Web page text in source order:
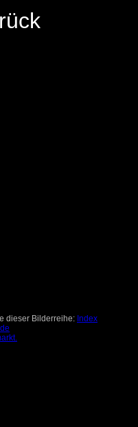
dieser Bilderreihe: Index